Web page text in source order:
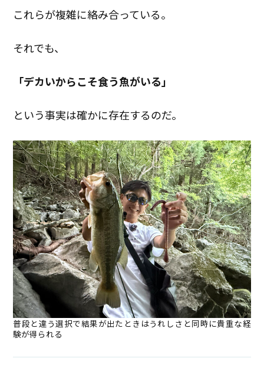
これらが複雑に絡み合っている。
それでも、
「デカいからこそ食う魚がいる」
という事実は確かに存在するのだ。
普段と違う選択で結果が出たときはうれしさと同時に貴重な経
験が得られる